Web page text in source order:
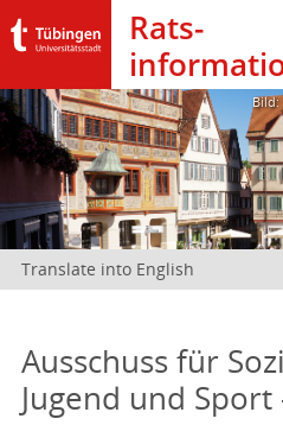
Rats­
Bild:
Translate into English
Ausschuss für
Jugend und